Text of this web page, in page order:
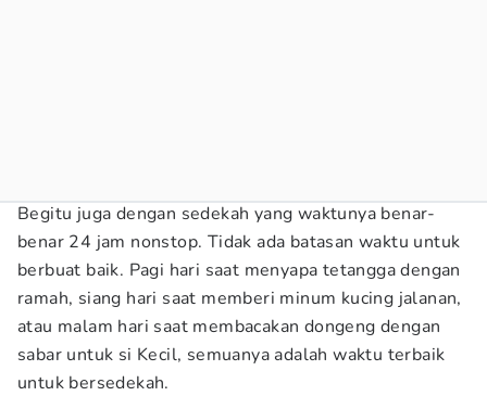
Begitu juga dengan sedekah yang waktunya benar-
benar 24 jam nonstop. Tidak ada batasan waktu untuk
berbuat baik. Pagi hari saat menyapa tetangga dengan
ramah, siang hari saat memberi minum kucing jalanan,
atau malam hari saat membacakan dongeng dengan
sabar untuk si Kecil, semuanya adalah waktu terbaik
untuk bersedekah.